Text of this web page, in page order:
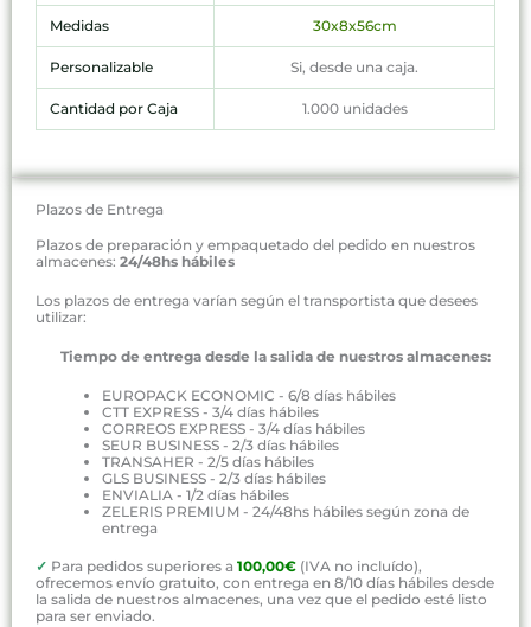
Medidas 30x8x56cm
Personalizable Si, desde una caja.
Cantidad por Caja 1.000 unidades
Plazos de Entrega
Plazos de preparación y empaquetado del pedido en nuestros
almacenes: 24/48hs hábiles
Los plazos de entrega varían según el transportista que desees
utilizar:
Tiempo de entrega desde la salida de nuestros almacenes:
EUROPACK ECONOMIC - 6/8 días hábiles
CTT EXPRESS - 3/4 días hábiles
CORREOS EXPRESS - 3/4 días hábiles
SEUR BUSINESS - 2/3 días hábiles
TRANSAHER - 2/5 días hábiles
GLS BUSINESS - 2/3 días hábiles
ENVIALIA - 1/2 días hábiles
ZELERIS PREMIUM - 24/48hs hábiles según zona de
entrega
✓ Para pedidos superiores a 100,00€ (IVA no incluído),
ofrecemos envío gratuito, con entrega en 8/10 días hábiles desde
la salida de nuestros almacenes, una vez que el pedido esté listo
para ser enviado.